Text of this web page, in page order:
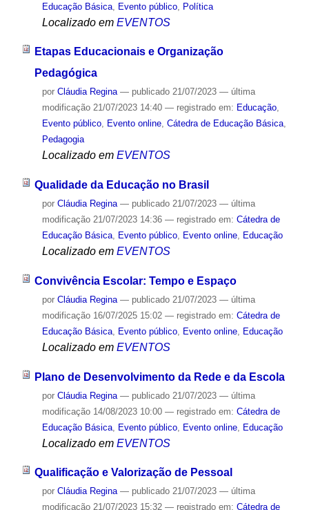
Educação Básica, Evento público, Política
Localizado em EVENTOS
Etapas Educacionais e Organização
Pedagógica
por Cláudia Regina — publicado21/07/2023 — última
modificação21/07/2023 14:40 — registrado em: Educação,
Evento público, Evento online, Cátedra de Educação Básica,
Pedagogia
Localizado em EVENTOS
Qualidade da Educação no Brasil
por Cláudia Regina — publicado21/07/2023 — última
modificação21/07/2023 14:36 — registrado em: Cátedra de
Educação Básica, Evento público, Evento online, Educação
Localizado em EVENTOS
Convivência Escolar: Tempo e Espaço
por Cláudia Regina — publicado21/07/2023 — última
modificação16/07/2025 15:02 — registrado em: Cátedra de
Educação Básica, Evento público, Evento online, Educação
Localizado em EVENTOS
Plano de Desenvolvimento da Rede e da Escola
por Cláudia Regina — publicado21/07/2023 — última
modificação14/08/2023 10:00 — registrado em: Cátedra de
Educação Básica, Evento público, Evento online, Educação
Localizado em EVENTOS
Qualificação e Valorização de Pessoal
por Cláudia Regina — publicado21/07/2023 — última
modificação21/07/2023 15:32 — registrado em: Cátedra de